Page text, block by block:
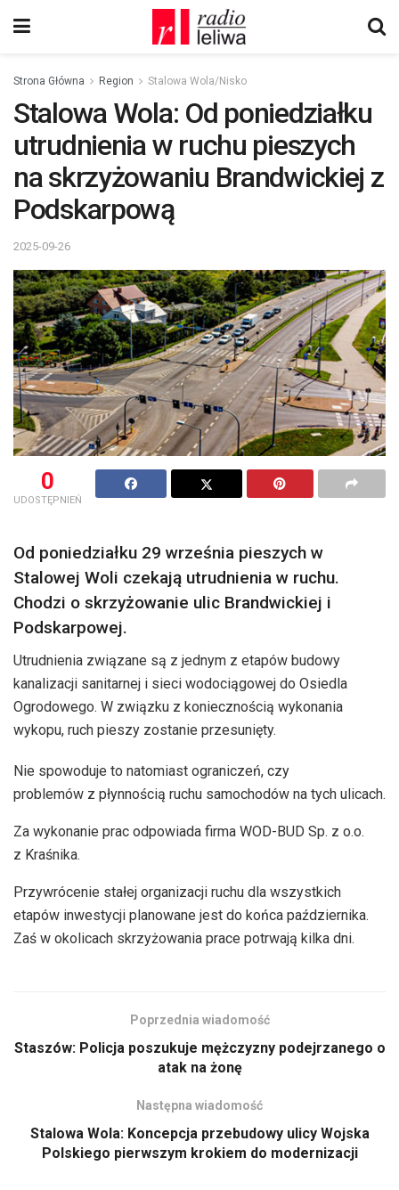
Strona Główna Region Stalowa Wola/Nisko
Stalowa Wola: Od poniedziałku
utrudnienia w ruchu pieszych
na skrzyżowaniu Brandwickiej z
Podskarpową
2025-09-26
0
UDOSTĘPNIEŃ
Od poniedziałku 29 września pieszych w
Stalowej Woli czekają utrudnienia w ruchu.
Chodzi o skrzyżowanie ulic Brandwickiej i
Podskarpowej.
Utrudnienia związane są z jednym z etapów budowy
kanalizacji sanitarnej i sieci wodociągowej do Osiedla
Ogrodowego. W związku z koniecznością wykonania
wykopu, ruch pieszy zostanie przesunięty.
Nie spowoduje to natomiast ograniczeń, czy
problemów z płynnością ruchu samochodów na tych ulicach.
Za wykonanie prac odpowiada firma WOD-BUD Sp. z o.o.
z Kraśnika.
Przywrócenie stałej organizacji ruchu dla wszystkich
etapów inwestycji planowane jest do końca października.
Zaś w okolicach skrzyżowania prace potrwają kilka dni.
Poprzednia wiadomość
Staszów: Policja poszukuje mężczyzny podejrzanego o
atak na żonę
Następna wiadomość
Stalowa Wola: Koncepcja przebudowy ulicy Wojska
Polskiego pierwszym krokiem do modernizacji